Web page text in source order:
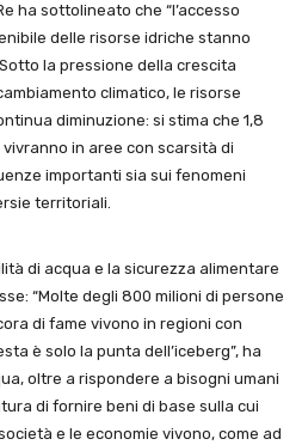
ha sottolineato che “l’accesso
delle risorse idriche stanno
la pressione della crescita
climatico, le risorse
diminuzione: si stima che 1,8
in aree con scarsità di
importanti sia sui fenomeni
territoriali.
di acqua e la sicurezza alimentare
“Molte degli 800 milioni di persone
di fame vivono in regioni con
è solo la punta dell’iceberg”, ha
oltre a rispondere a bisogni umani
di fornire beni di base sulla cui
e le economie vivono, come ad